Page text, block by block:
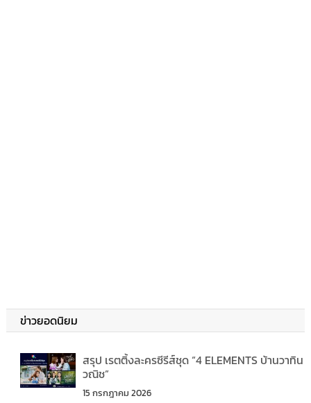
ข่าวยอดนิยม
สรุป เรตติ้งละครซีรีส์ชุด “4 ELEMENTS บ้านวาทิน
วณิช”
15 กรกฎาคม 2026